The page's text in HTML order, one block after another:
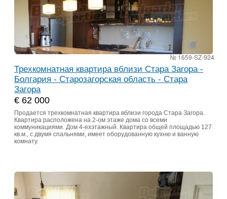
№ 1659-SZ-924
Трехкомнатная квартира вблизи Стара Загора -
Болгария - Старозагорская область - Стара
Загора
€ 62 000
Продается трехкомнатная квартира вблизи города Стара Загора.
Квартира расположена на 2-ом этаже дома со всеми
коммуникациями. Дом 4-ехэтажный. Квартира общей площадью 127
кв.м., с двумя спальнями, имеет оборудованную кухню и ванную
комнату.